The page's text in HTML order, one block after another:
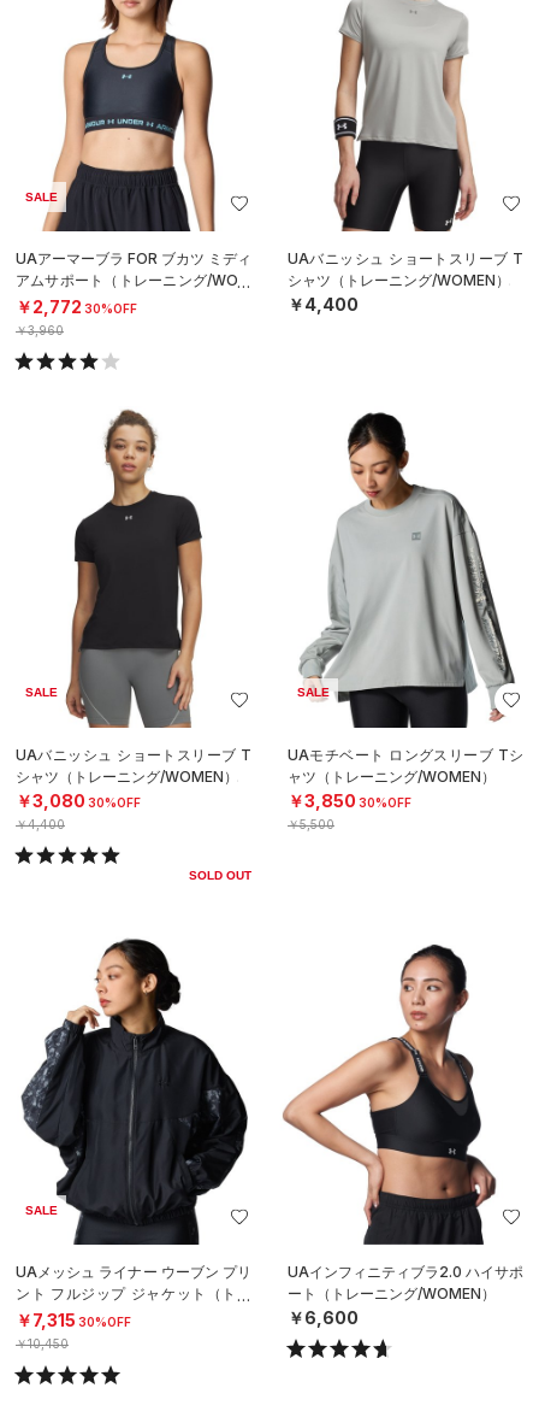
SALE
UAアーマーブラ FOR ブカツ ミディ
アムサポート（トレーニング/WOM
EN）
￥2,772 30%OFF
￥3,960
UAバニッシュ ショートスリーブ T
シャツ（トレーニング/WOMEN）
￥4,400
SALE
UAバニッシュ ショートスリーブ T
シャツ（トレーニング/WOMEN）
￥3,080 30%OFF
￥4,400
SOLD OUT
SALE
UAモチベート ロングスリーブ Tシ
ャツ（トレーニング/WOMEN）
￥3,850 30%OFF
￥5,500
SALE
UAメッシュ ライナー ウーブン プリ
ント フルジップ ジャケット（トレ
ーニング/WOMEN）
￥7,315 30%OFF
￥10,450
UAインフィニティブラ2.0 ハイサポ
ート（トレーニング/WOMEN）
￥6,600